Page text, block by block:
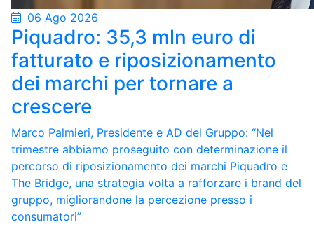
06 Ago 2026
Piquadro: 35,3 mln euro di
fatturato e riposizionamento
dei marchi per tornare a
crescere
Marco Palmieri, Presidente e AD del Gruppo: “Nel
trimestre abbiamo proseguito con determinazione il
percorso di riposizionamento dei marchi Piquadro e
The Bridge, una strategia volta a rafforzare i brand del
gruppo, migliorandone la percezione presso i
consumatori”